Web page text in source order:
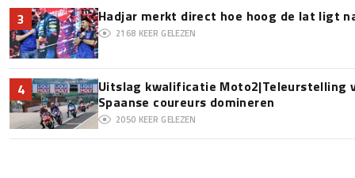
3 Hadjar merkt direct hoe hoog de lat ligt
2168 KEER GELEZEN
4
Uitslag kwalificatie Moto2|Teleurstelling
Spaanse coureurs domineren
2050 KEER GELEZEN